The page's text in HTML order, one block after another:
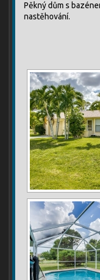
Pěkný dům s
nastěhování.